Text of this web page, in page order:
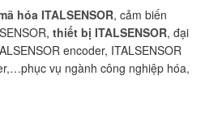
hóa ITALSENSOR, cảm biến
thiết bị ITALSENSOR, đại
encoder, ITALSENSOR
vụ ngành công nghiệp hóa,